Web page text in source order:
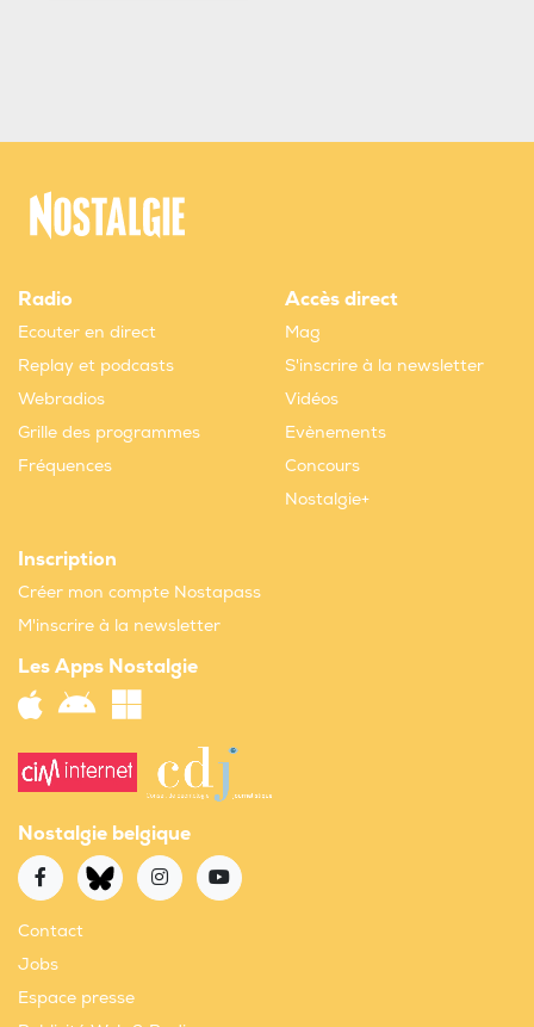
Radio
Ecouter en direct
Replay et podcasts
Webradios
Grille des programmes
Fréquences
Accès direct
Mag
S'inscrire à la newsletter
Vidéos
Evènements
Concours
Nostalgie+
Inscription
Créer mon compte Nostapass
M'inscrire à la newsletter
Les Apps Nostalgie
Nostalgie belgique
Contact
Jobs
Espace presse